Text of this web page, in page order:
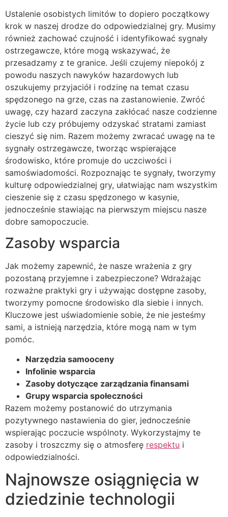
Ustalenie osobistych limitów to dopiero początkowy
krok w naszej drodze do odpowiedzialnej gry. Musimy
również zachować czujność i identyfikować sygnały
ostrzegawcze, które mogą wskazywać, że
przesadzamy z te granice. Jeśli czujemy niepokój z
powodu naszych nawyków hazardowych lub
oszukujemy przyjaciół i rodzinę na temat czasu
spędzonego na grze, czas na zastanowienie. Zwróć
uwagę, czy hazard zaczyna zakłócać nasze codzienne
życie lub czy próbujemy odzyskać stratami zamiast
cieszyć się nim. Razem możemy zwracać uwagę na te
sygnały ostrzegawcze, tworząc wspierające
środowisko, które promuje do uczciwości i
samoświadomości. Rozpoznając te sygnały, tworzymy
kulturę odpowiedzialnej gry, ułatwiając nam wszystkim
cieszenie się z czasu spędzonego w kasynie,
jednocześnie stawiając na pierwszym miejscu nasze
dobre samopoczucie.
Zasoby wsparcia
Jak możemy zapewnić, że nasze wrażenia z gry
pozostaną przyjemne i zabezpieczone? Wdrażając
rozważne praktyki gry i używając dostępne zasoby,
tworzymy pomocne środowisko dla siebie i innych.
Kluczowe jest uświadomienie sobie, że nie jesteśmy
sami, a istnieją narzędzia, które mogą nam w tym
pomóc.
Narzędzia samooceny
Infolinie wsparcia
Zasoby dotyczące zarządzania finansami
Grupy wsparcia społeczności
Razem możemy postanowić do utrzymania
pozytywnego nastawienia do gier, jednocześnie
wspierając poczucie wspólnoty. Wykorzystajmy te
zasoby i troszczmy się o atmosferę respektu i
odpowiedzialności.
Najnowsze osiągnięcia w
dziedzinie technologii